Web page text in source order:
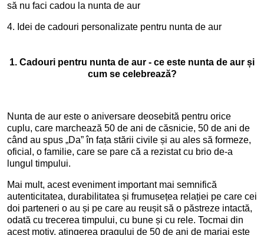
să nu faci cadou la nunta de aur
4. Idei de cadouri personalizate pentru nunta de aur
1. Cadouri pentru nunta de aur - ce este nunta de aur și
cum se celebrează?
Nunta de aur este o aniversare deosebită pentru orice
cuplu, care marchează 50 de ani de căsnicie, 50 de ani de
când au spus „Da” în fața stării civile și au ales să formeze,
oficial, o familie, care se pare că a rezistat cu brio de-a
lungul timpului.
Mai mult, acest eveniment important mai semnifică
autenticitatea, durabilitatea și frumusețea relației pe care cei
doi parteneri o au și pe care au reușit să o păstreze intactă,
odată cu trecerea timpului, cu bune și cu rele. Tocmai din
acest motiv, atingerea pragului de 50 de ani de mariaj este